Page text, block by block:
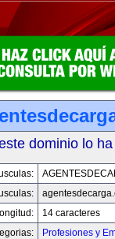
dominio lo
14 caracteres
Profesiones y